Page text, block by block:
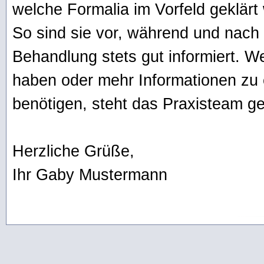
welche Formalia im Vorfeld geklärt
So sind sie vor, während und nach
Behandlung stets gut informiert.
haben oder mehr Informationen
benötigen, steht das Praxisteam
Herzliche Grüße,
Ihr Gaby Mustermann